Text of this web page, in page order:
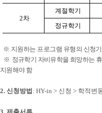
2차
계절학기
정규학기
※ 지원하는 프로그램 유형의 신청
※ 정규학기 자비유학을 희망하는
지원해야 함
2. 신청방법 : HY-in > 신청 > 학적변